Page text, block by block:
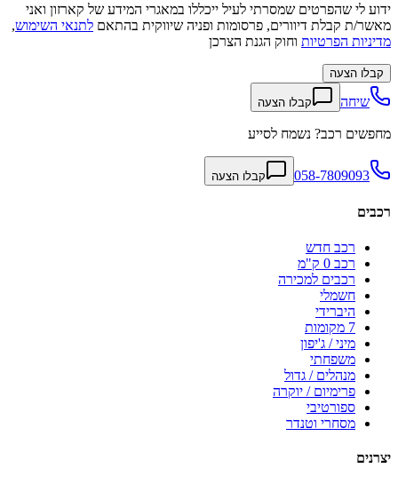
ידוע לי שהפרטים שמסרתי לעיל ייכללו במאגרי המידע של קארזון ואני
מאשר/ת קבלת דיוורים, פרסומות ופניה שיווקית בהתאם לתנאי השימוש,
מדיניות הפרטיות וחוק הגנת הצרכן
קבלו הצעה
שיחה קבלו הצעה
מחפשים רכב? נשמח לסייע
058-7809093 קבלו הצעה
רכבים
רכב חדש
רכב 0 ק"מ
רכבים למכירה
חשמלי
היברידי
7 מקומות
מיני / ג'יפון
משפחתי
מנהלים / גדול
פרימיום / יוקרה
ספורטיבי
מסחרי וטנדר
יצרנים